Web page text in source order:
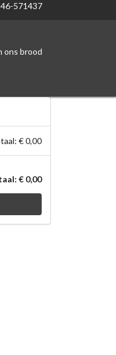
571437
ons brood
€ 0,00
€ 0,00